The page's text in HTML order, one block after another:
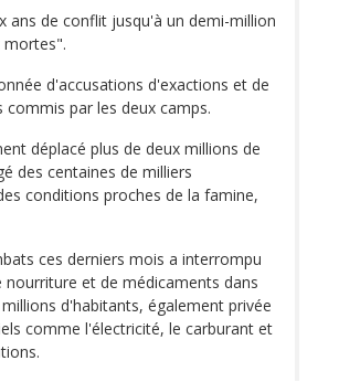
ans de conflit jusqu'à un demi-million
mortes".
d'accusations d'exactions et de
commis par les deux camps.
déplacé plus de deux millions de
des centaines de milliers
conditions proches de la famine,
ces derniers mois a interrompu
et de médicaments dans
d'habitants, également privée
comme l'électricité, le carburant et